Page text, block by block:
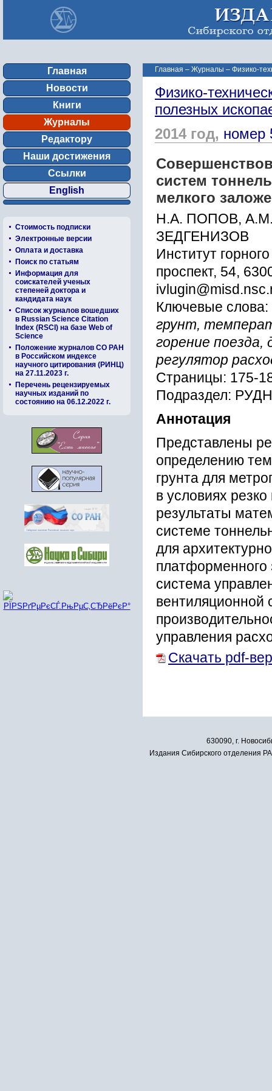
Главная
Новости
Книги
Журналы
Редактору
Наши достижения
Ссылки
English
Стоимость подписки
Электронные версии
Оплата и доставка
Поиск по статьям
Информация для
соискателей ученых
степеней доктора и
кандидата наук
Список журналов вошедших
в Russian Science Citation
Index (RSCI) на базе Web of
Science
Положение журналов СО РАН
в Российском индексе
научного цитирования (РИНЦ)
на 27.11.2023 г.
Перечень рецензируемых
научных изданий по
состоянию на 06.12.2022 г.
Главная – Журналы – Физико-
Физико-
полезных
2014 год, номер
систем
мелкого
Н.А. ПОПОВ,
ЗЕДГЕНИЗОВ
Институт
проспект, 54,
Ключевые слова:
грунт,
горение поезда,
регулятор
Страницы: 175-
Подраздел:
Аннотация
Представлены
определению
грунта для
в условиях
результаты
системе
для
платформенного
система
вентиляционной
управления
Скачать pdf-
630090, г.
Издания Сибирского отделения